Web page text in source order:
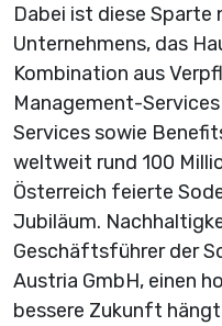
Dabei ist diese Sparte
Unternehmens, das
Kombination aus
Management-
Services sowie
weltweit rund 100
Österreich feierte
Jubiläum.
Geschäftsführer der
Austria GmbH, einen
bessere Zukunft